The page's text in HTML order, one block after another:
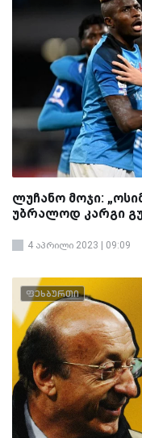
ლუჩანო მოჯი:
უბრალოდ კარგი
4 აპრილი 2023 | 09:09
ფეხბურთი